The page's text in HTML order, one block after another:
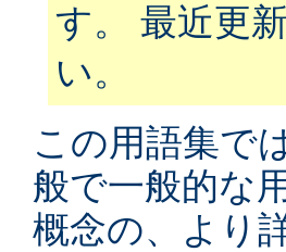
す。 最近更
い。
この用語集で
般で一般的な
概念の、より